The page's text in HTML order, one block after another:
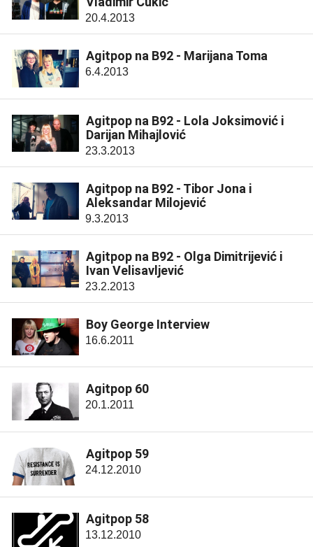
20.4.2013
Agitpop na B92 - Marijana Toma
6.4.2013
Agitpop na B92 - Lola Joksimović i
Darijan Mihajlović
23.3.2013
Agitpop na B92 - Tibor Jona i
Aleksandar Milojević
9.3.2013
Agitpop na B92 - Olga Dimitrijević i
Ivan Velisavljević
23.2.2013
Boy George Interview
16.6.2011
Agitpop 60
20.1.2011
Agitpop 59
24.12.2010
Agitpop 58
13.12.2010